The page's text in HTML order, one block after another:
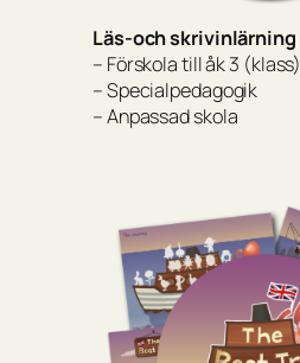
Läs-och skrivinlärning
– Förskola till åk 3 (klass)
– Specialpedagogik
– Anpassad skola